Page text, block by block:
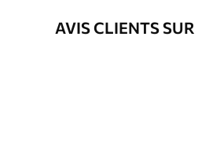
AVIS CLIENTS